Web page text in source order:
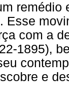
Esse
com a
1895),
e